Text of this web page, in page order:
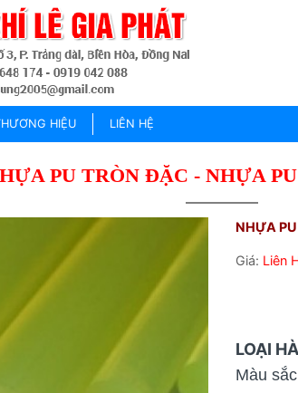
HIỆU LIÊN HỆ
PU TRÒN ĐẶC - NHỰA
NHỰA
Giá: Liên
LOẠI
Màu